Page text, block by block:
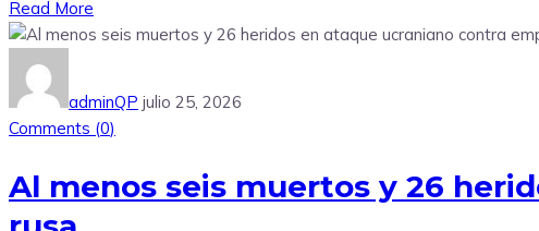
Read More
adminQP julio 25, 2026
Comments (0)
Al menos seis muertos y 26